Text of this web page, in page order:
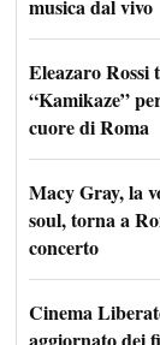
musica dal vivo
Eleazaro Rossi
“Kamikaze”
cuore di Roma
Macy Gray, la
soul, torna a
concerto
Cinema